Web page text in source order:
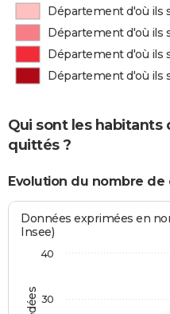
Département d'où ils
Département d'où ils
Département d'où ils
Département d'où ils
Qui sont les habitants
quittés ?
Evolution du nombre de
Données exprimées en
Insee)
30
40